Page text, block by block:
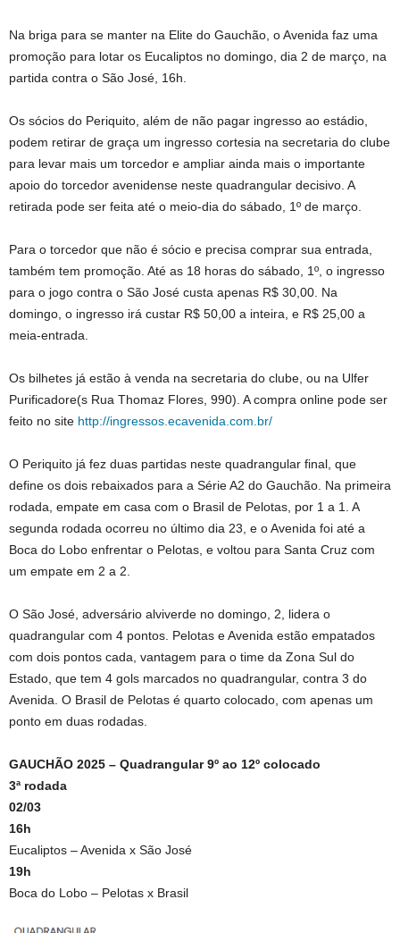
Na briga para se manter na Elite do Gauchão, o Avenida faz uma
promoção para lotar os Eucaliptos no domingo, dia 2 de março, na
partida contra o São José, 16h.
Os sócios do Periquito, além de não pagar ingresso ao estádio,
podem retirar de graça um ingresso cortesia na secretaria do clube
para levar mais um torcedor e ampliar ainda mais o importante
apoio do torcedor avenidense neste quadrangular decisivo. A
retirada pode ser feita até o meio-dia do sábado, 1º de março.
Para o torcedor que não é sócio e precisa comprar sua entrada,
também tem promoção. Até as 18 horas do sábado, 1º, o ingresso
para o jogo contra o São José custa apenas R$ 30,00. Na
domingo, o ingresso irá custar R$ 50,00 a inteira, e R$ 25,00 a
meia-entrada.
Os bilhetes já estão à venda na secretaria do clube, ou na Ulfer
Purificadore(s Rua Thomaz Flores, 990). A compra online pode ser
feito no site http://ingressos.ecavenida.com.br/
O Periquito já fez duas partidas neste quadrangular final, que
define os dois rebaixados para a Série A2 do Gauchão. Na primeira
rodada, empate em casa com o Brasil de Pelotas, por 1 a 1. A
segunda rodada ocorreu no último dia 23, e o Avenida foi até a
Boca do Lobo enfrentar o Pelotas, e voltou para Santa Cruz com
um empate em 2 a 2.
O São José, adversário alviverde no domingo, 2, lidera o
quadrangular com 4 pontos. Pelotas e Avenida estão empatados
com dois pontos cada, vantagem para o time da Zona Sul do
Estado, que tem 4 gols marcados no quadrangular, contra 3 do
Avenida. O Brasil de Pelotas é quarto colocado, com apenas um
ponto em duas rodadas.
GAUCHÃO 2025 – Quadrangular 9º ao 12º colocado
3ª rodada
02/03
16h
Eucaliptos – Avenida x São José
19h
Boca do Lobo – Pelotas x Brasil